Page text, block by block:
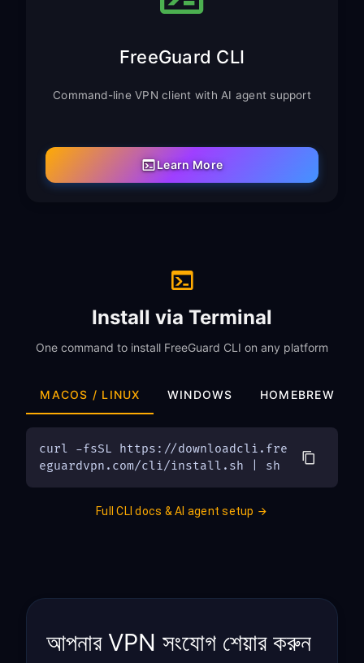
FreeGuard CLI
Command-line VPN client with AI agent support
Learn More
Install via Terminal
One command to install FreeGuard CLI on any platform
MACOS / LINUX WINDOWS HOMEBREW
curl -fsSL https://downloadcli.fre
eguardvpn.com/cli/install.sh | sh
Full CLI docs & AI agent setup
আপনার VPN সংযোগ শেয়ার করুন